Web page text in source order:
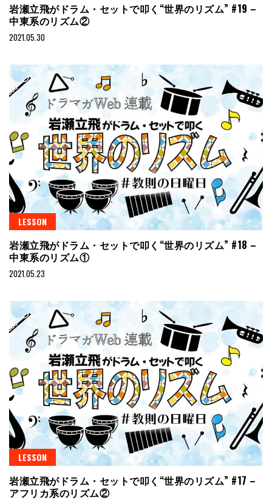
岩瀬立飛がドラム・セットで叩く“世界のリズム” #19 –
中東系のリズム②
2021.05.30
LESSON
岩瀬立飛がドラム・セットで叩く“世界のリズム” #18 –
中東系のリズム①
2021.05.23
LESSON
岩瀬立飛がドラム・セットで叩く“世界のリズム” #17 –
アフリカ系のリズム②